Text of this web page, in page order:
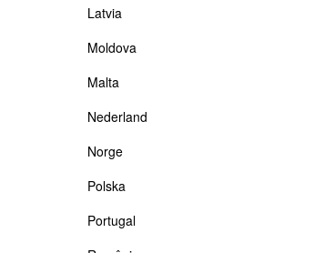
Latvia
Moldova
Malta
Nederland
Norge
Polska
Portugal